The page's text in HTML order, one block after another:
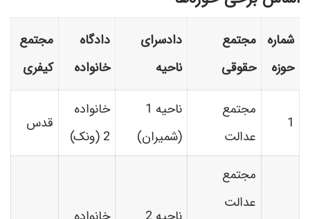
شماره
حوزه
مجتمع
حقوقی
دادسرای
ناحیه
دادگاه
خانواده
مجتمع
کیفری
1
مجتمع
عدالت
ناحیه 1
(شمیران)
خانواده
2 (ونک)
قدس
مجتمع
عدالت